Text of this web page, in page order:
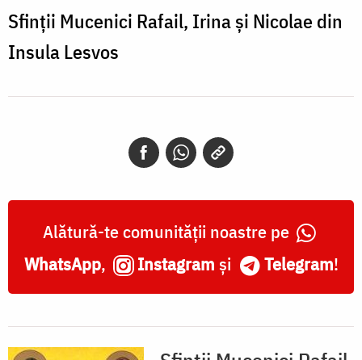
și
Nicolae
Insula
Sfinții Mucenici Rafail, Irina și Nicolae din
Insula Lesvos
Alătură-te comunității noastre pe
WhatsApp, Instagram și Telegram!